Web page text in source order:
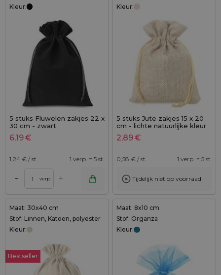
Kleur:
5 stuks Fluwelen zakjes 22 x
30 cm - zwart
6,19€
1,24 € / st. 1 verp. = 5 st.
– verp. +
Kleur:
5 stuks Jute zakjes 15 x 20
cm - lichte natuurlijke kleur
2,89€
0,58 € / st. 1 verp. = 5 st.
Tijdelijk niet op voorraad
Maat: 30x40 cm
Stof: Linnen, Katoen, polyester
Kleur:
Bestseller
Maat: 8x10 cm
Stof: Organza
Kleur: